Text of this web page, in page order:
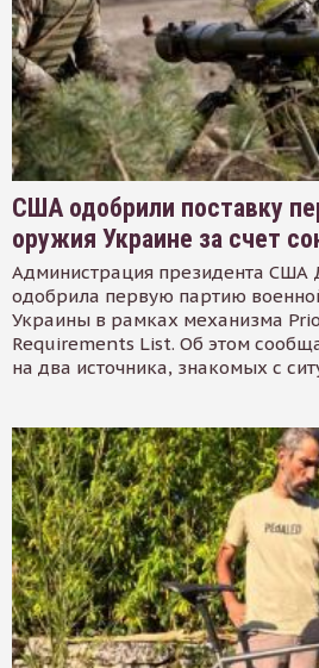
США одобрили поставку
оружия Украине за счет
Администрация президента США
одобрила первую партию
Украины в рамках механизма
Requirements List. Об этом
на два источника, знакомых с